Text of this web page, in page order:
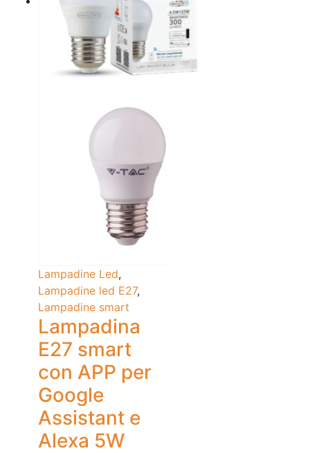
Lampadine Led,
Lampadine led E27,
Lampadine smart
Lampadina
E27 smart
con APP per
Google
Assistant e
Alexa 5W